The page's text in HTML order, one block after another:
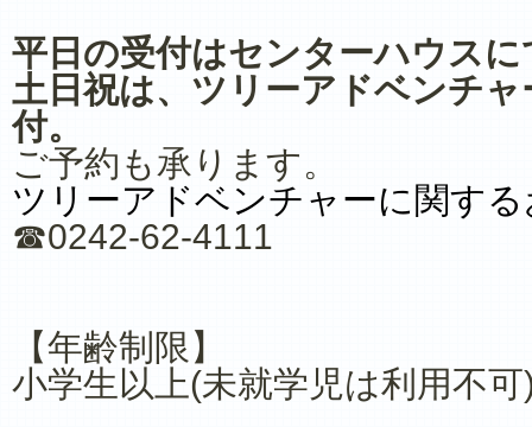
平日の受付はセンターハウスに
土日祝は、ツリーアドベンチ
付。
ご予約も承ります。
ツリーアドベンチャーに関す
☎0242-62-4111
【年齢制限】
小学生以上(未就学児は利用不可